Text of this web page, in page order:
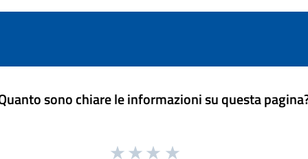
sono chiare le informazioni su questa